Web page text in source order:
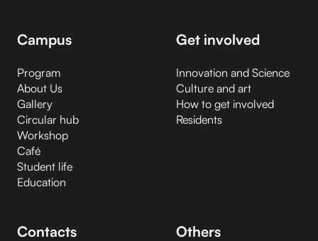
Campus
Program
About Us
Gallery
Circular hub
Workshop
Café
Student life
Education
Get involved
Innovation and Science
Culture and art
How to get involved
Residents
Contacts Others